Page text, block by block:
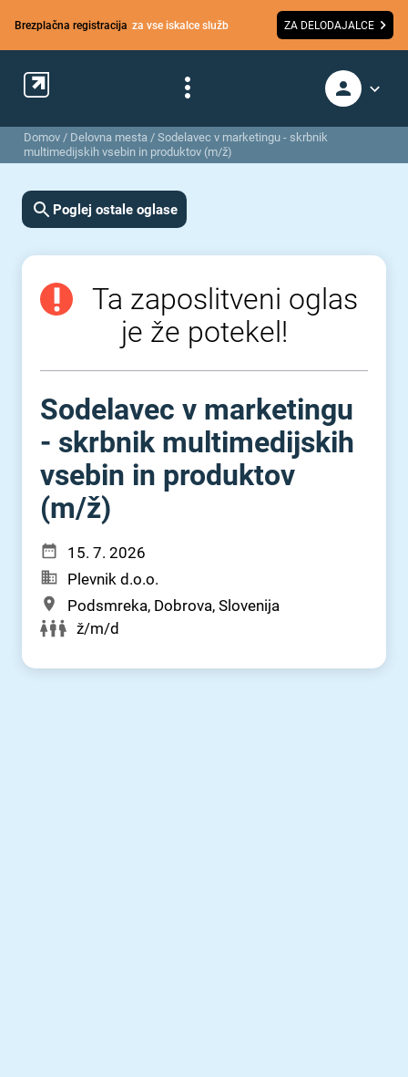
Brezplačna registracija za vse iskalce služb ZA DELODAJALCE
Domov / Delovna mesta / Sodelavec v marketingu - skrbnik
multimedijskih vsebin in produktov (m/ž)
Poglej ostale oglase
Ta zaposlitveni oglas
je že potekel!
Sodelavec v marketingu
- skrbnik multimedijskih
vsebin in produktov
(m⁠/⁠ž)
15. 7. 2026
Plevnik d.o.o.
Podsmreka, Dobrova, Slovenija
ž/m/d